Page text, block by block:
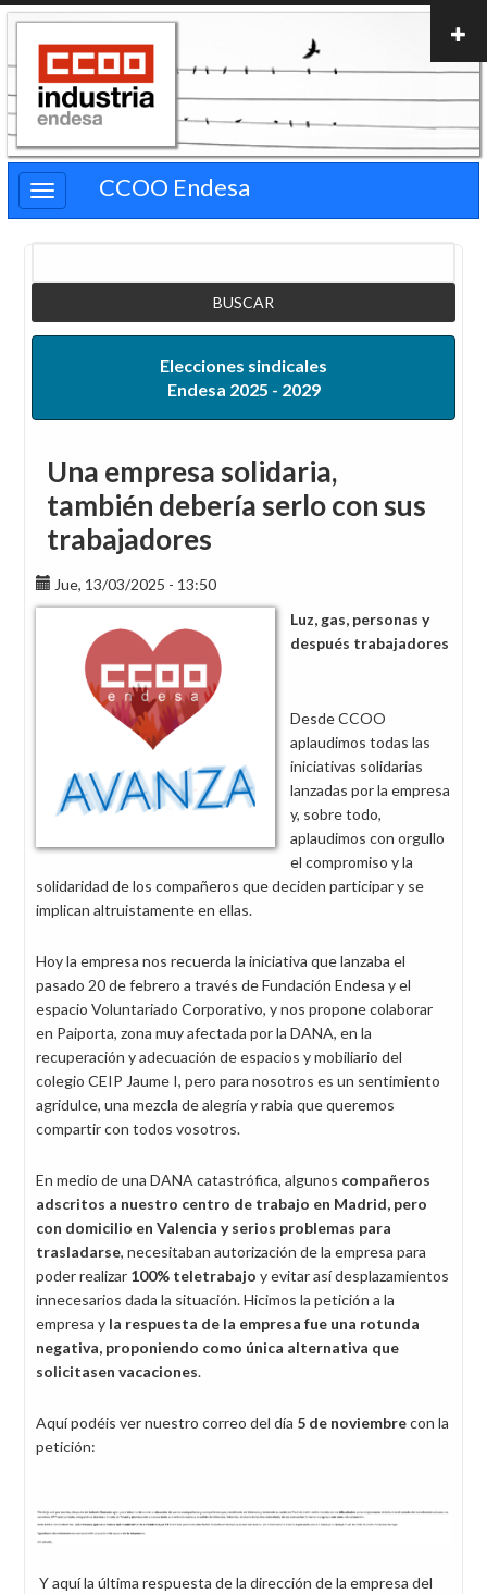
Pasar
contenido
principal
CCOO Endesa
Elecciones sindicales
Endesa 2025 - 2029
Una empresa solidaria,
también debería serlo con sus
trabajadores
Jue, 13/03/2025 - 13:50
Luz, gas, personas y
después trabajadores
Desde CCOO
aplaudimos todas las
iniciativas solidarias
lanzadas por la empresa
y, sobre todo,
aplaudimos con orgullo
el compromiso y la
solidaridad de los compañeros que deciden participar y se
implican altruistamente en ellas.
Hoy la empresa nos recuerda la iniciativa que lanzaba el
pasado 20 de febrero a través de Fundación Endesa y el
espacio Voluntariado Corporativo, y nos propone colaborar
en Paiporta, zona muy afectada por la DANA, en la
recuperación y adecuación de espacios y mobiliario del
colegio CEIP Jaume I, pero para nosotros es un sentimiento
agridulce, una mezcla de alegría y rabia que queremos
compartir con todos vosotros.
En medio de una DANA catastrófica, algunos compañeros
adscritos a nuestro centro de trabajo en Madrid, pero
con domicilio en Valencia y serios problemas para
trasladarse, necesitaban autorización de la empresa para
poder realizar 100% teletrabajo y evitar así desplazamientos
innecesarios dada la situación. Hicimos la petición a la
empresa y la respuesta de la empresa fue una rotunda
negativa, proponiendo como única alternativa que
solicitasen vacaciones.
Aquí podéis ver nuestro correo del día 5 de noviembrecon la
petición:
Y aquí la última respuesta de la dirección de la empresa del